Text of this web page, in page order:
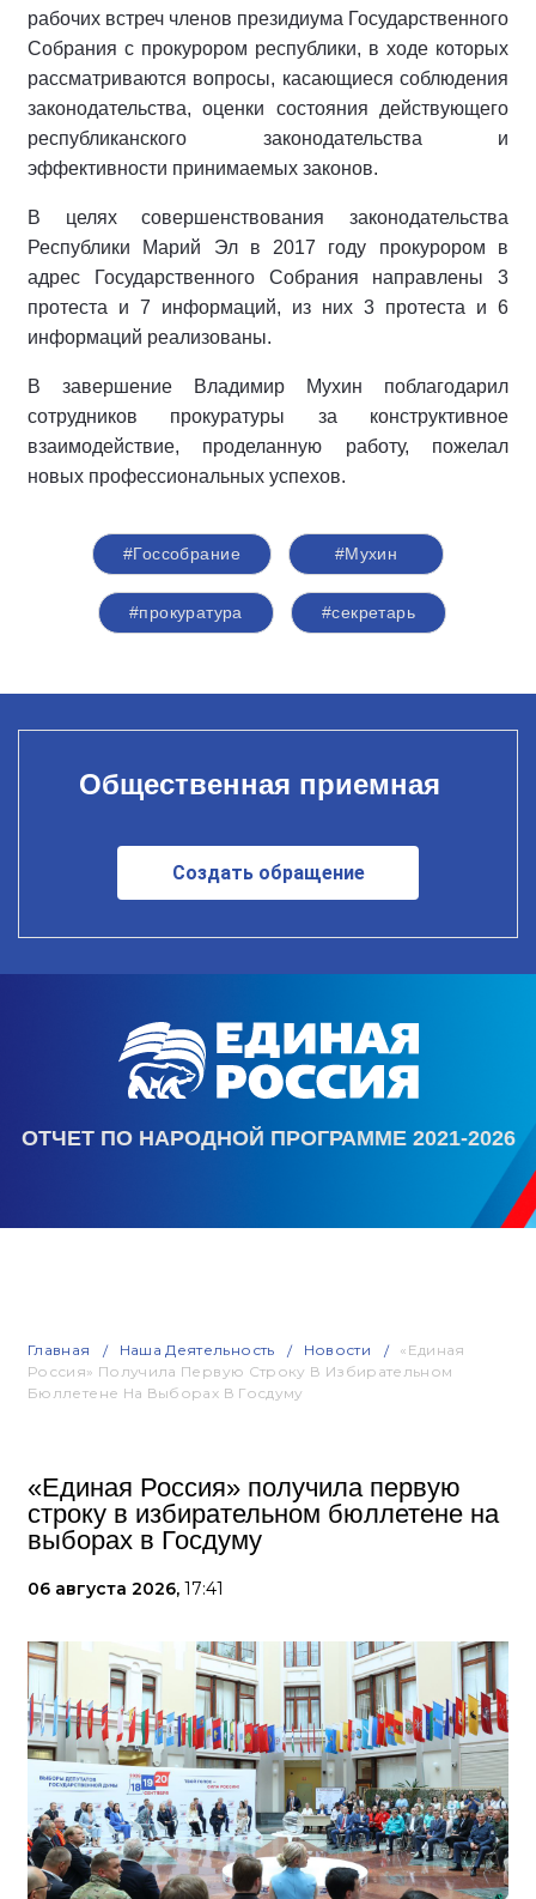
рабочих встреч членов президиума Государственного
Собрания с прокурором республики, в ходе которых
рассматриваются вопросы, касающиеся соблюдения
законодательства, оценки состояния действующего
республиканского законодательства и
эффективности принимаемых законов.
В целях совершенствования законодательства
Республики Марий Эл в 2017 году прокурором в
адрес Государственного Собрания направлены 3
протеста и 7 информаций, из них 3 протеста и 6
информаций реализованы.
В завершение Владимир Мухин поблагодарил
сотрудников прокуратуры за конструктивное
взаимодействие, проделанную работу, пожелал
новых профессиональных успехов.
#Госсобрание #Мухин
#прокуратура #секретарь
Общественная приемная
Создать обращение
ОТЧЕТ ПО НАРОДНОЙ ПРОГРАММЕ 2021-2026
Главная Наша Деятельность Новости
«Единая
Россия» Получила Первую Строку В Избирательном
Бюллетене На Выборах В Госдуму
«Единая Россия» получила первую
строку в избирательном бюллетене на
выборах в Госдуму
06 августа 2026, 17:41